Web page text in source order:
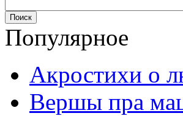
Популярное
Акростихи о
Вершы пра